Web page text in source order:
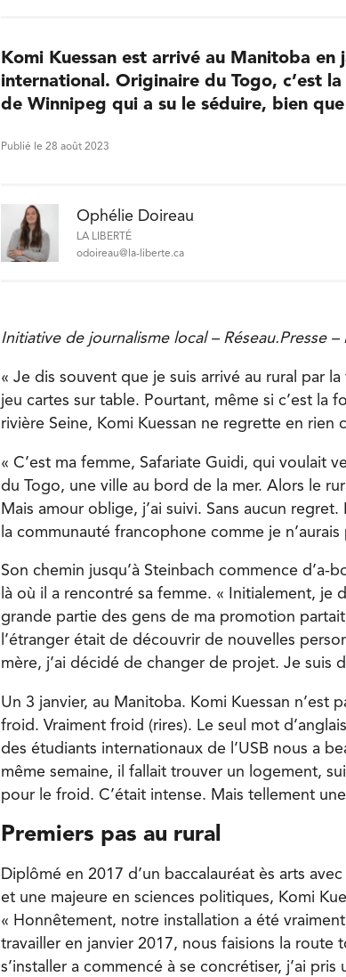
Komi Kuessan est arrivé au Manitoba
international. Originaire du Togo, c’est
de Winnipeg qui a su le séduire, bien
Publié le 28 août 2023
Ophélie Doireau
LA LIBERTÉ
odoireau@la-liberte.ca
Initiative de journalisme local – Réseau.Presse –
« Je dis souvent que je suis arrivé au rural par
jeu cartes sur table. Pourtant, même si c’est la
rivière Seine, Komi Kuessan ne regrette en rien
« C’est ma femme, Safariate Guidi, qui voulait
du Togo, une ville au bord de la mer. Alors le
Mais amour oblige, j’ai suivi. Sans aucun
la communauté francophone comme je
Son chemin jusqu’à Steinbach commence d’a-
là où il a rencontré sa femme. « Initialement, je
grande partie des gens de ma promotion
l’étranger était de découvrir de nouvelles
mère, j’ai décidé de changer de projet. Je suis
Un 3 janvier, au Manitoba. Komi Kuessan n’est
froid. Vraiment froid (rires). Le seul mot
des étudiants internationaux de l’USB nous a
même semaine, il fallait trouver un logement,
pour le froid. C’était intense. Mais tellement
Premiers pas au rural
Diplômé en 2017 d’un baccalauréat ès arts
et une majeure en sciences politiques, Komi
« Honnêtement, notre installation a été
travailler en janvier 2017, nous faisions la
s’installer a commencé à se concrétiser, j’ai